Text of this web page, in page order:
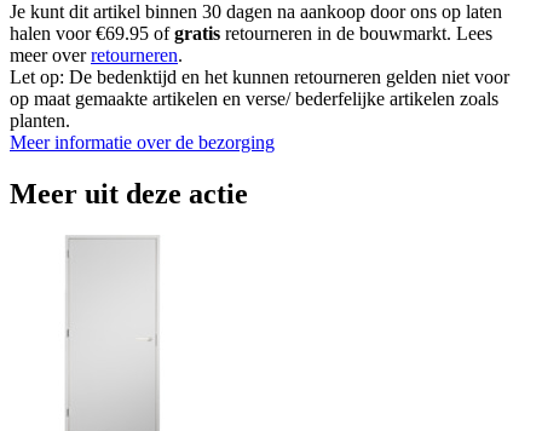
Je kunt dit artikel binnen 30 dagen na aankoop door ons op laten
halen voor €69.95 ofgratis retourneren in de bouwmarkt. Lees
meer overretourneren.
Let op: De bedenktijd en het kunnen retourneren gelden niet voor
op maat gemaakte artikelen en verse/ bederfelijke artikelen zoals
planten.
Meer informatie over de bezorging
Meer uit deze actie